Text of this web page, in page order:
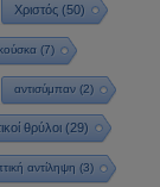
Χριστός(50)
(7)
αντισύμπαν (2)
θρύλοι (29)
αντίληψη (3)